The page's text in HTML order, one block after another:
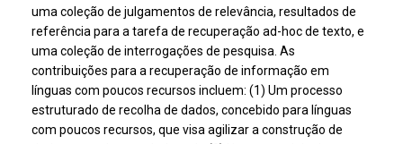
uma coleção de julgamentos de relevância, resultados de
referência para a tarefa de recuperação ad-hoc de texto, e
uma coleção de interrogações de pesquisa. As
contribuições para a recuperação de informação em
línguas com poucos recursos incluem: (1) Um processo
estruturado de recolha de dados, concebido para línguas
com poucos recursos, que visa agilizar a construção de